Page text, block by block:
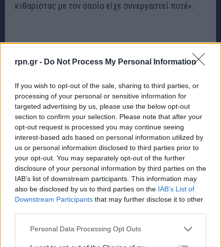
rpn.gr - Do Not Process My Personal Information
If you wish to opt-out of the sale, sharing to third parties, or
processing of your personal or sensitive information for
targeted advertising by us, please use the below opt-out
section to confirm your selection. Please note that after your
opt-out request is processed you may continue seeing
interest-based ads based on personal information utilized by
us or personal information disclosed to third parties prior to
your opt-out. You may separately opt-out of the further
disclosure of your personal information by third parties on the
IAB’s list of downstream participants. This information may
also be disclosed by us to third parties on the IAB’s List of
Downstream Participants that may further disclose it to other
Personal Data Processing Opt Outs
κιθαρίστας με τον οποίο είχε συνεργαστεί ποτέ».
Η Άντζι, ο Ντέιβιντ και ο
Μικ μετακόμισαν μαζί
Ο Ρόνσον αποτελεί ένα συναρπαστικό κεφάλαιο
στην ιστορία του Μπόουι. Αφού η Άντζι και ο
Ντέιβιντ επισκέφτηκαν τον κιθαρίστα στο σπίτι της
μητέρας του, Μίνι, στο Hull και η Άντζι υποσχέθηκε
στη Μίνι ότι θα σιδέρωνε τα πουκάμισα του γιου της
και θα τον εμπόδιζε να πέσει θύμα των κακών
συνηθειών του rock’n’roll, ο Ρόνσον μετακόμισε για
να ζήσει με το ζευγάρι στο Haddon Hall.
Ήταν ένα τεράστιο βικτοριανό σπίτι στα προάστια